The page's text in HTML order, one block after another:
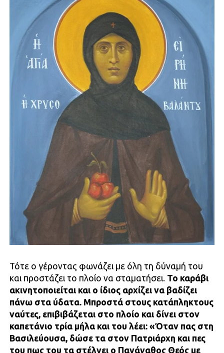
Τότε ο γέροντας φωνάζει με όλη τη δύναμή του
και προστάζει το πλοίο να σταματήσει. Το καράβι
ακινητοποιείται και ο ίδιος αρχίζει να βαδίζει
πάνω στα ύδατα. Μπροστά στους κατάπληκτους
ναύτες, επιβιβάζεται στο πλοίο και δίνει στον
καπετάνιο τρία μήλα και του λέει: «Όταν πας στη
Βασιλεύουσα, δώσε τα στον Πατριάρχη και πες
του πως του τα στέλνει ο Πανάγαθος Θεός με